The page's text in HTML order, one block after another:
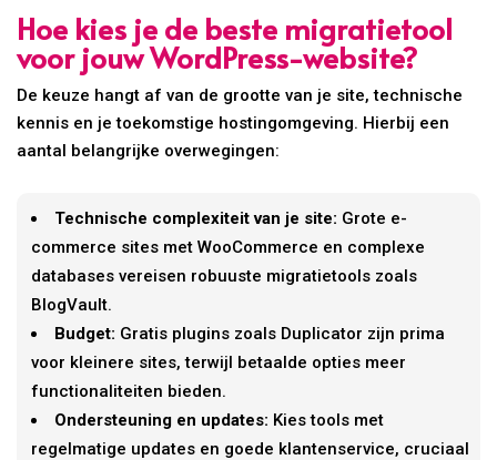
Hoe kies je de beste migratietool
voor jouw WordPress-website?
De keuze hangt af van de grootte van je site, technische
kennis en je toekomstige hostingomgeving. Hierbij een
aantal belangrijke overwegingen:
Technische complexiteit van je site: Grote e-
commerce sites met WooCommerce en complexe
databases vereisen robuuste migratietools zoals
BlogVault.
Budget: Gratis plugins zoals Duplicator zijn prima
voor kleinere sites, terwijl betaalde opties meer
functionaliteiten bieden.
Ondersteuning en updates: Kies tools met
regelmatige updates en goede klantenservice, cruciaal